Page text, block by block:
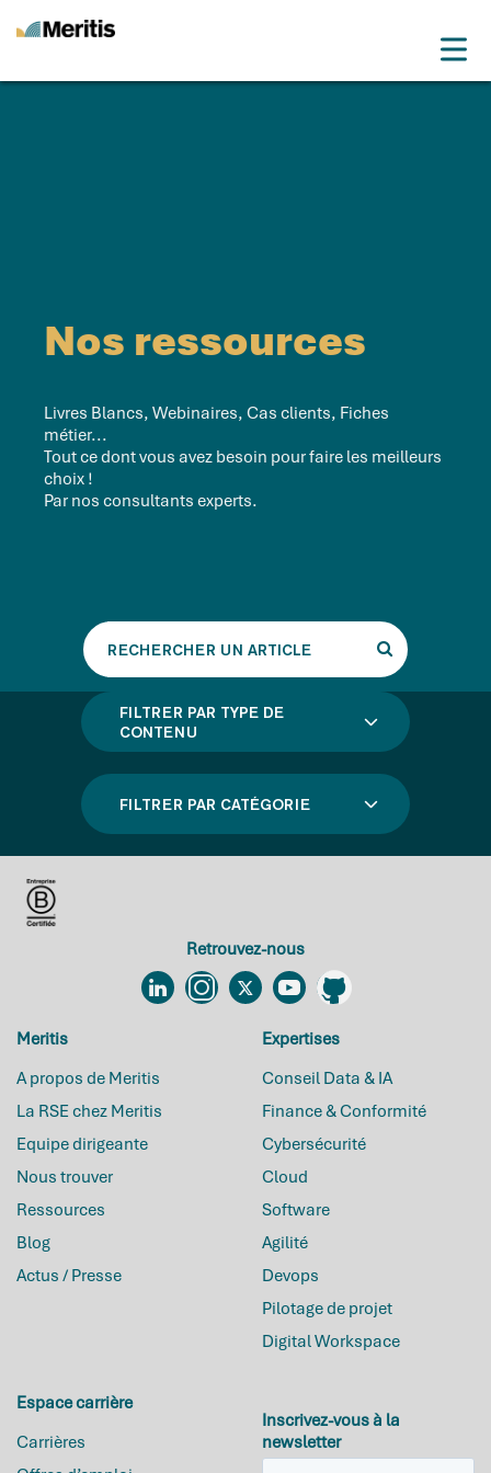
Nos ressources
Livres Blancs, Webinaires, Cas clients, Fiches
métier...
Tout ce dont vous avez besoin pour faire les meilleurs
choix !
Par nos consultants experts.
Rechercher
un
article
FILTRER PAR TYPE DE
CONTENU
FILTRER PAR CATÉGORIE
Retrouvez-nous
LinkedinInstagram
TwitterYouTubeGithub
Meritis
A propos de Meritis
La RSE chez Meritis
Equipe dirigeante
Nous trouver
Ressources
Blog
Actus / Presse
Expertises
Conseil Data & IA
Finance & Conformité
Cybersécurité
Cloud
Software
Agilité
Devops
Pilotage de projet
Digital Workspace
Espace carrière
Carrières
Inscrivez-vous à la
newsletter